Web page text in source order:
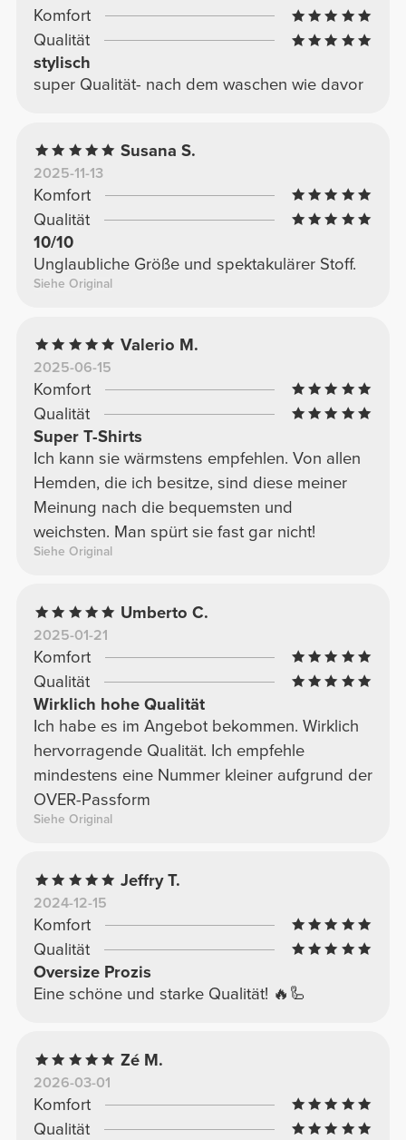
Komfort
Qualität
stylisch
super Qualität- nach dem waschen wie davor
Susana S.
2025-11-13
Komfort
Qualität
10/10
Unglaubliche Größe und spektakulärer Stoff.
Siehe Original
Valerio M.
2025-06-15
Komfort
Qualität
Super T-Shirts
Ich kann sie wärmstens empfehlen. Von allen
Hemden, die ich besitze, sind diese meiner
Meinung nach die bequemsten und
weichsten. Man spürt sie fast gar nicht!
Siehe Original
Umberto C.
2025-01-21
Komfort
Qualität
Wirklich hohe Qualität
Ich habe es im Angebot bekommen. Wirklich
hervorragende Qualität. Ich empfehle
mindestens eine Nummer kleiner aufgrund der
OVER-Passform
Siehe Original
Jeffry T.
2024-12-15
Komfort
Qualität
Oversize Prozis
Eine schöne und starke Qualität! 🔥🦾
Zé M.
2026-03-01
Komfort
Qualität